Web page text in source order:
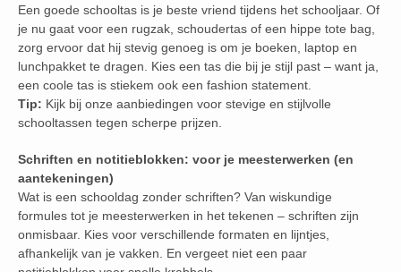
Een goede schooltas is je beste vriend tijdens het schooljaar. Of
je nu gaat voor een rugzak, schoudertas of een hippe tote bag,
zorg ervoor dat hij stevig genoeg is om je boeken, laptop en
lunchpakket te dragen. Kies een tas die bij je stijl past – want ja,
een coole tas is stiekem ook een fashion statement.
Tip: Kijk bij onze aanbiedingen voor stevige en stijlvolle
schooltassen tegen scherpe prijzen.
Schriften en notitieblokken: voor je meesterwerken (en
aantekeningen)
Wat is een schooldag zonder schriften? Van wiskundige
formules tot je meesterwerken in het tekenen – schriften zijn
onmisbaar. Kies voor verschillende formaten en lijntjes,
afhankelijk van je vakken. En vergeet niet een paar